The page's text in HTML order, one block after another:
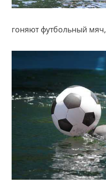
гоняют футбольный мяч,